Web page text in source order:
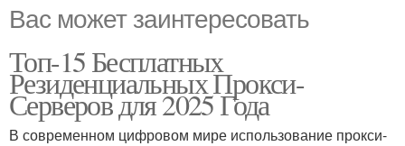
Вас может заинтересовать
Топ-15 Бесплатных
Резиденциальных Прокси-
Серверов для 2025 Года
В современном цифровом мире использование прокси-